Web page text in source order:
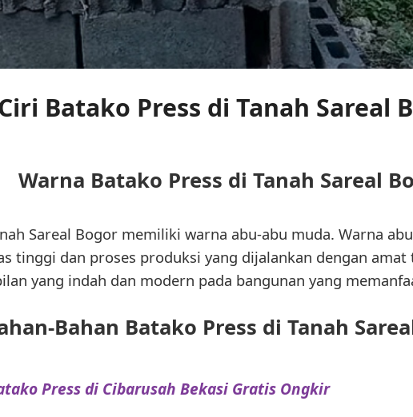
Batako Press di Tanah Sareal
Warna Batako Press di Tanah Sareal
Sareal Bogor memiliki warna abu-abu muda. Warna
tinggi dan proses produksi yang dijalankan dengan amat
yang indah dan modern pada bangunan yang
Bahan Batako Press di Tanah
Press di Cibarusah Bekasi Gratis Ongkir